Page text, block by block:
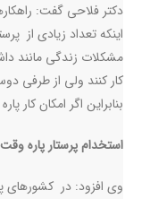
دکتر فلاحی گفت:
اینکه تعداد زیادی از
مشکلات زندگی مانند
کار کنند ولی از طرفی
بنابراین اگر امکان کار
استخدام پرستار پاره
وی افزود: در کشورهای